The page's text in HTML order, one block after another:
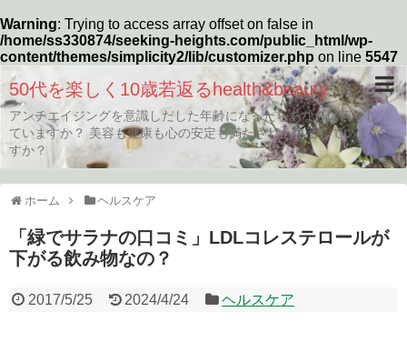
Warning: Trying to access array offset on false in
/home/ss330874/seeking-heights.com/public_html/wp-
content/themes/simplicity2/lib/customizer.php on line 5547
50代を楽しく10歳若返るhealth&beauty
アンチエイジングを意識しだした年齢になったらあなたは何をし
ていますか？ 美容も健康も心の安定も満たされた生活していま
すか？
ホーム ヘルスケア
「緑でサラナの口コミ」LDLコレステロールが
下がる飲み物なの？
2017/5/25 2024/4/24 ヘルスケア